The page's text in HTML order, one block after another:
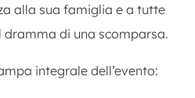
alla sua famiglia e a tutte
di una scomparsa.
integrale dell’evento: